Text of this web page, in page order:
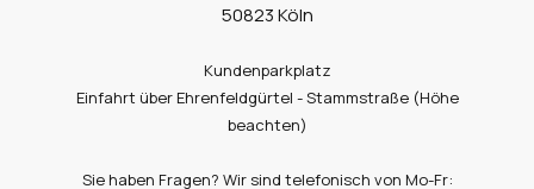
50823 Köln
Kundenparkplatz
Einfahrt über Ehrenfeldgürtel - Stammstraße (Höhe
beachten)
Sie haben Fragen? Wir sind telefonisch von Mo-Fr: